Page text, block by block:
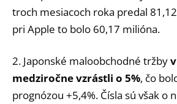
troch mesiacoch roka predal
pri Apple to bolo 60,17 milióna.
2. Japonské maloobchodné tržby
medziročne vzrástli o 5%, čo
prognózou +5,4%. Čísla sú však o